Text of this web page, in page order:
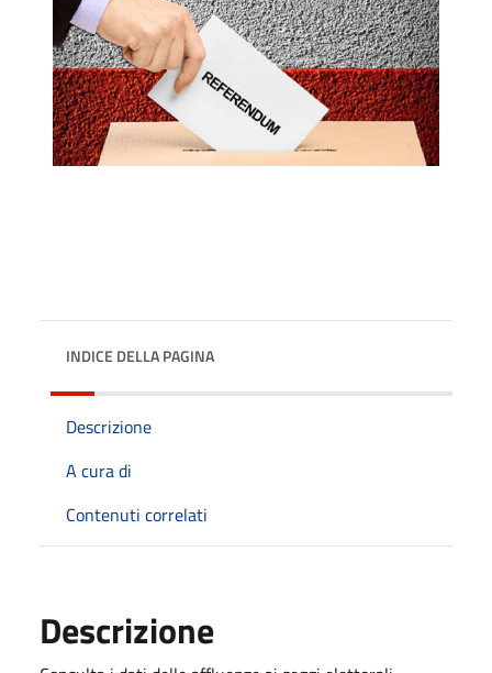
INDICE DELLA PAGINA
Descrizione
A cura di
Contenuti correlati
Descrizione